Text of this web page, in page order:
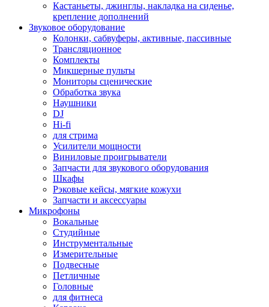
Кастаньеты, джинглы, накладка на сиденье,
крепление дополнений
Звуковое оборудование
Колонки, сабвуферы, активные, пассивные
Трансляционное
Комплекты
Микшерные пульты
Мониторы сценические
Обработка звука
Наушники
DJ
Hi-fi
для стрима
Усилители мощности
Виниловые проигрыватели
Запчасти для звукового оборудования
Шкафы
Рэковые кейсы, мягкие кожухи
Запчасти и аксессуары
Микрофоны
Вокальные
Студийные
Инструментальные
Измерительные
Подвесные
Петличные
Головные
для фитнеса